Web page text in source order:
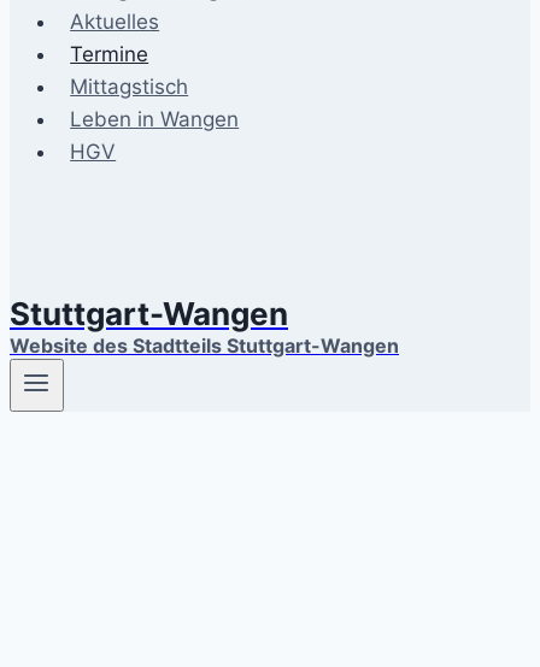
Aktuelles
Termine
Mittagstisch
Leben in Wangen
HGV
Stuttgart-Wangen
Website des Stadtteils Stuttgart-Wangen